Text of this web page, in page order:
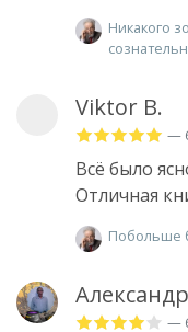
Никакого
Viktor B.
—
Всё было
Отличная
Побольше
—